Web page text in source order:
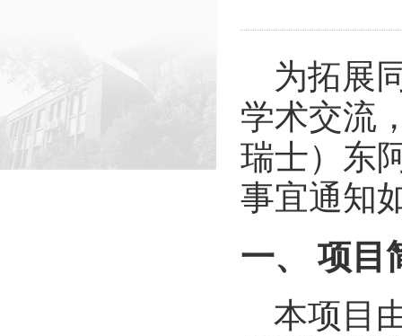
为拓展
学术交流
瑞士）东
事宜通知
一、 项目
本项目